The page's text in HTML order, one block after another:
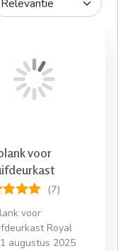
voor
(7)
voor
Royal
augustus 2025